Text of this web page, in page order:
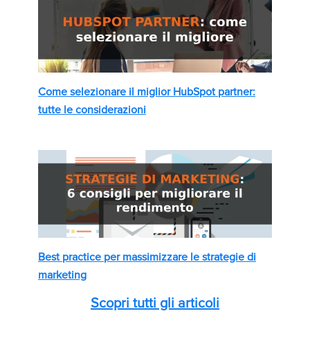
Come selezionare il miglior HubSpot partner:
tutte le considerazioni
Best practice per massimizzare le strategie di
marketing
Scopri tutti gli articoli